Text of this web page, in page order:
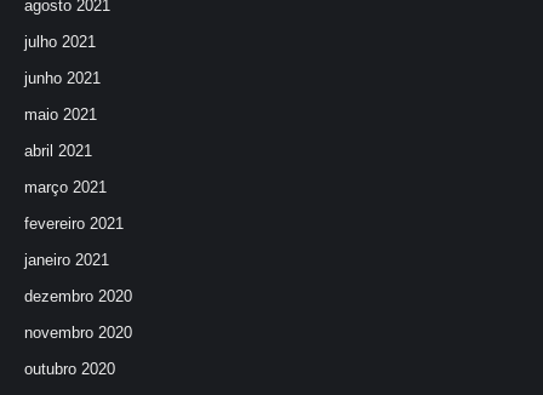
agosto 2021
julho 2021
junho 2021
maio 2021
abril 2021
março 2021
fevereiro 2021
janeiro 2021
dezembro 2020
novembro 2020
outubro 2020